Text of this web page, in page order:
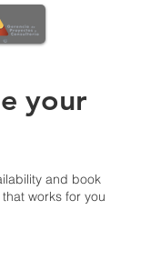
your
and book
works for you